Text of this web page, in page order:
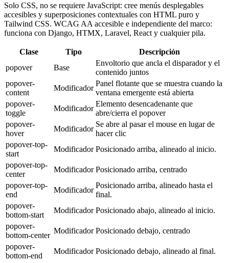
Solo CSS, no se requiere JavaScript: cree menús desplegables
accesibles y superposiciones contextuales con HTML puro y
Tailwind CSS. WCAG AA accesible e independiente del marco:
funciona con Django, HTMX, Laravel, React y cualquier pila.
Clase Tipo
Descripción
popover
Base
Envoltorio que ancla el disparador y el
contenido juntos
popover-
content
Modificador
Panel flotante que se muestra cuando la
ventana emergente está abierta
popover-
toggle
Modificador
Elemento desencadenante que
abre/cierra el popover
popover-
hover
Modificador
Se abre al pasar el mouse en lugar de
hacer clic
popover-top-
start
Modificador Posicionado arriba, alineado al inicio.
popover-top-
center
Modificador Posicionado arriba, centrado
popover-top-
end
Modificador
Posicionado arriba, alineado hasta el
final.
popover-
bottom-start
Modificador Posicionado abajo, alineado al inicio.
popover-
bottom-center
Modificador Posicionado debajo, centrado
popover-
bottom-end
Modificador Posicionado debajo, alineado al final.